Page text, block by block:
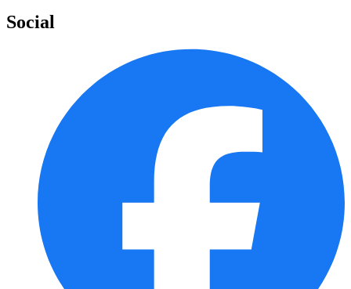
Social